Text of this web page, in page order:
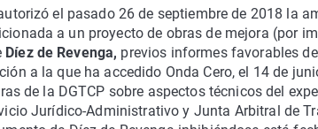
el pasado 26 de septiembre de 2018 la
a un proyecto de obras de mejora (por
Díez de Revenga, previos informes favorables
a la que ha accedido Onda Cero, el 14 de
de la DGTCP sobre aspectos técnicos del
Jurídico-Administrativo y Junta Arbitral de